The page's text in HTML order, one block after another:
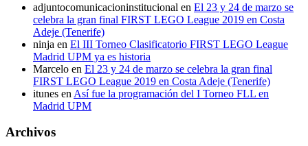
adjuntocomunicacioninstitucional en El 23 y 24 de marzo se
celebra la gran final FIRST LEGO League 2019 en Costa
Adeje (Tenerife)
ninja en El III Torneo Clasificatorio FIRST LEGO League
Madrid UPM ya es historia
Marcelo en El 23 y 24 de marzo se celebra la gran final
FIRST LEGO League 2019 en Costa Adeje (Tenerife)
itunes en Así fue la programación del I Torneo FLL en
Madrid UPM
Archivos